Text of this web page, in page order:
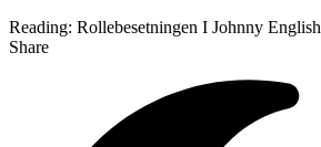
Reading: Rollebesetningen I Johnny English
Share